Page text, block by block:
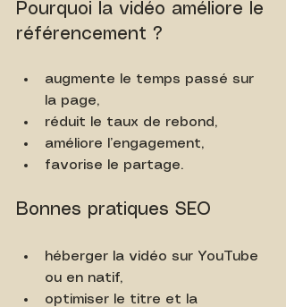
Pourquoi la vidéo améliore le
référencement ?
augmente le temps passé sur
la page,
réduit le taux de rebond,
améliore l’engagement,
favorise le partage.
Bonnes pratiques SEO
héberger la vidéo sur YouTube
ou en natif,
optimiser le titre et la